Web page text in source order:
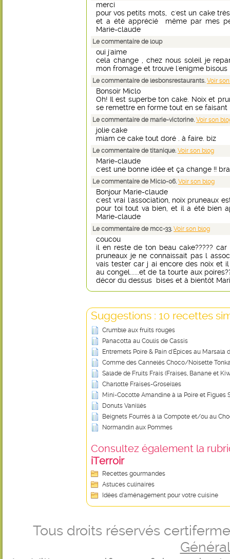
merci
pour vos petits mots, c'est un cake
et a été apprécié même par mes
Marie-claude
Le commentaire de loup
oui j'aime
cela change , chez nous soleil je
mon fromage et trouve l'enigme bisous
Le commentaire de lesbonsrestaurants. Voir
Bonsoir Miclo
Oh! Il est superbe ton cake. Noix et
se remettre en forme tout en se faisant
Le commentaire de marie-victorine. Voir son
jolie cake
miam ce cake tout doré . à faire. biz
Le commentaire de titanique. Voir son blog
Marie-claude
c'est une bonne idée et ça change !!
Le commentaire de Miclo-06. Voir son blog
Bonjour Marie-claude
c'est vrai l'association, noix pruneaux
pour toi tout va bien, et il a été bien
Marie-claude
Le commentaire de mcc-33. Voir son blog
coucou
il en reste de ton beau cake?????
pruneaux je ne connaissait pas l
vais tester car j ai encore des noix et
au congel......et de ta tourte aux
décor du dessus bises et à bientôt
Suggestions : 10 recettes
Crumble aux fruits rouges
Panacotta au Coulis de Cassis
Entremets Poire & Pain d'Épices au Marsala
Comme des Cannelés Choco/Noisette
Salade de Fruits Frais (Fraises, Banane et
Charlotte Fraises-Groseilles
Mini-Cocotte Amandine à la Poire et Figues
Donuts Vanillés
Beignets Fourrés à la Compote et/ou au
Normandin aux Pommes
Consultez également la
iTerroir
Recettes gourmandes
Astuces culinaires
Idées d’aménagement pour votre cuisine
Tous droits réservés